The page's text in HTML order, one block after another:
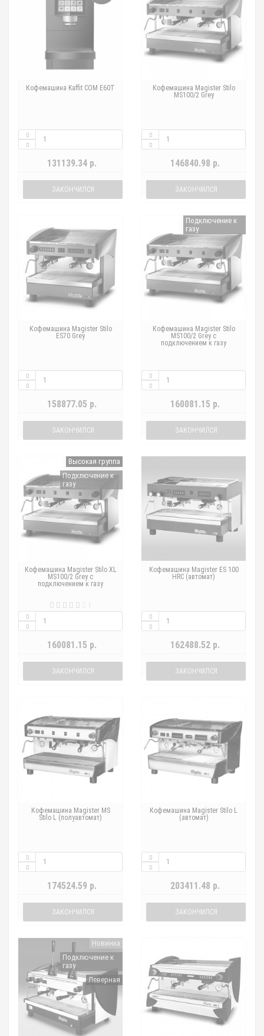
Кофемашина Kaffit COM E60T
131139.34 р.
ЗАКОНЧИЛСЯ
Кофемашина Magister Stilo
MS100/2 Grey
146840.98 р.
ЗАКОНЧИЛСЯ
Кофемашина Magister Stilo
ES70 Grey
158877.05 р.
ЗАКОНЧИЛСЯ
Подключение к
газу
Кофемашина Magister Stilo
MS100/2 Grey с
подключением к газу
160081.15 р.
ЗАКОНЧИЛСЯ
Высокая группа
Подключение к
газу
Кофемашина Magister Stilo XL
MS100/2 Grey с
подключением к газу
160081.15 р.
ЗАКОНЧИЛСЯ
Кофемашина Magister ES 100
HRC (автомат)
162488.52 р.
ЗАКОНЧИЛСЯ
Кофемашина Magister MS
Stilo L (полуавтомат)
174524.59 р.
ЗАКОНЧИЛСЯ
Кофемашина Magister Stilo L
(автомат)
203411.48 р.
ЗАКОНЧИЛСЯ
Новинка
Подключение к
газу
Леверная